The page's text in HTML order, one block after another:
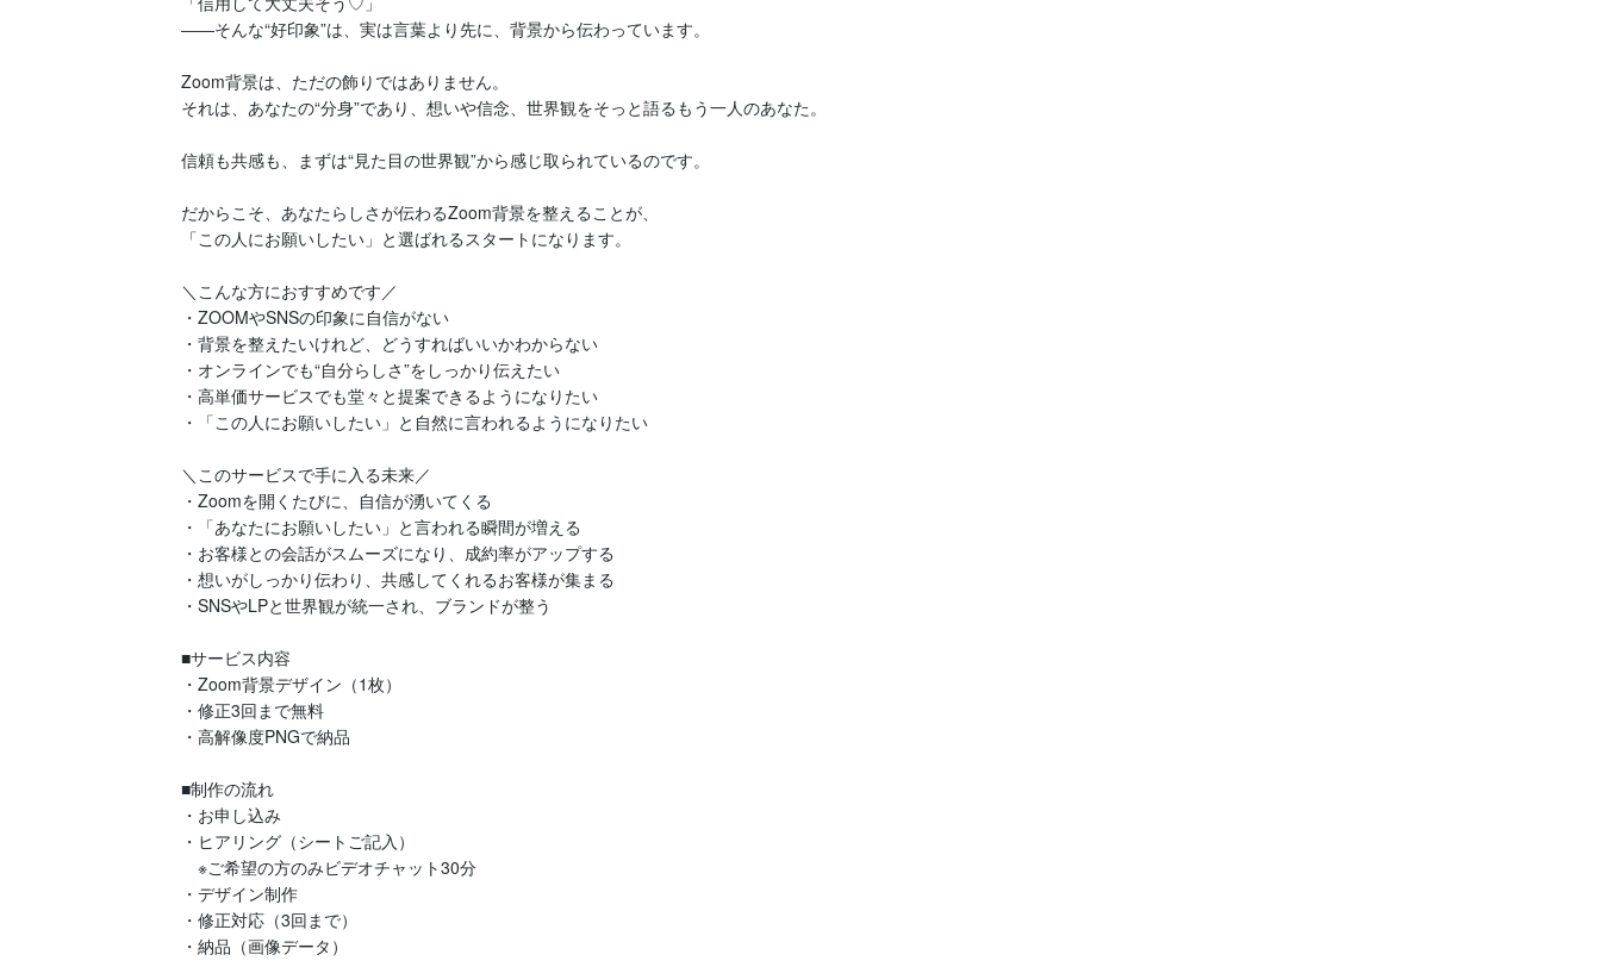
――そんな“好印象”は、実は言葉より先に、背景から伝わっています。
Zoom背景は、ただの飾りではありません。
それは、あなたの“分身”であり、想いや信念、世界観をそっと語るもう一人のあなた。
信頼も共感も、まずは“見た目の世界観”から感じ取られているのです。
だからこそ、あなたらしさが伝わるZoom背景を整えることが、
「この人にお願いしたい」と選ばれるスタートになります。
＼こんな方におすすめです／
・ZOOMやSNSの印象に自信がない
・背景を整えたいけれど、どうすればいいかわからない
・オンラインでも“自分らしさ”をしっかり伝えたい
・高単価サービスでも堂々と提案できるようになりたい
・「この人にお願いしたい」と自然に言われるようになりたい
＼このサービスで手に入る未来／
・Zoomを開くたびに、自信が湧いてくる
・「あなたにお願いしたい」と言われる瞬間が増える
・お客様との会話がスムーズになり、成約率がアップする
・想いがしっかり伝わり、共感してくれるお客様が集まる
・SNSやLPと世界観が統一され、ブランドが整う
■サービス内容
・Zoom背景デザイン（1枚）
・修正3回まで無料
・高解像度PNGで納品
■制作の流れ
・お申し込み
・ヒアリング（シートご記入）
※ご希望の方のみビデオチャット30分
・デザイン制作
・修正対応（3回まで）
・納品（画像データ）